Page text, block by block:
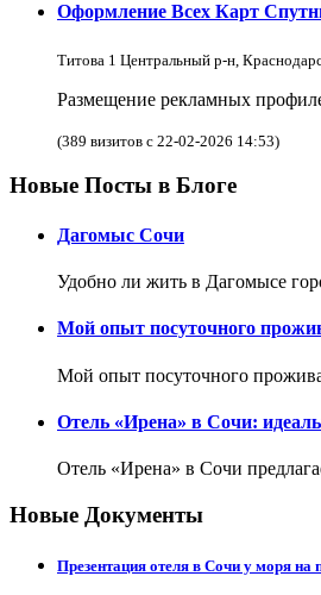
Оформление Всех Карт
Титова 1 Центральный р-н,
Размещение рекламных
(389 визитов с 22-02-2026 14:53)
Новые Посты в Блоге
Дагомыс Сочи
Удобно ли жить в Дагомысе
Мой опыт посуточного
Мой опыт посуточного
Отель «Ирена» в Сочи:
Отель «Ирена» в Сочи
Новые Документы
Презентация отеля в Сочи у моря на